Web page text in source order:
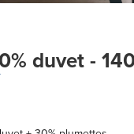
duvet -